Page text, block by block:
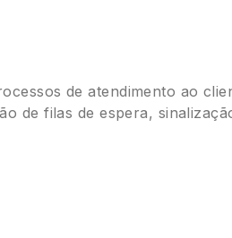
de atendimento ao
de filas de espera,